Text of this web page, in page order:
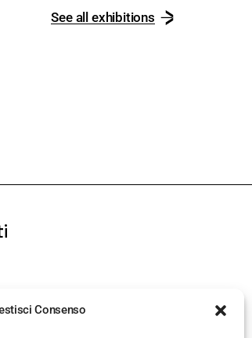
Consenso
See all exhibitions